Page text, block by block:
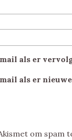
als er
als er
om spam